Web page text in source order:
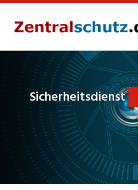
content
Sicherheitsdienst